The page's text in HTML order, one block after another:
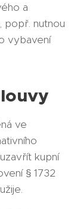
a
popř. nutnou
vybavení
ve
kupní
§ 1732